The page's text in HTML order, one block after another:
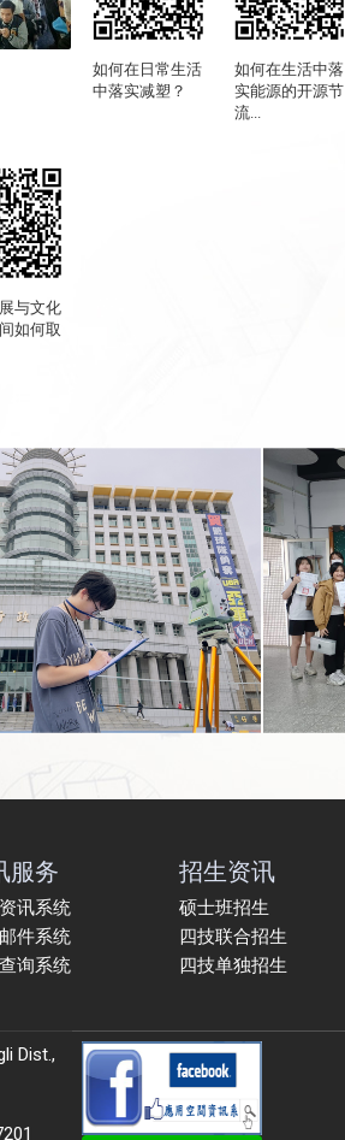
如何在日常生活
中落实减塑？
如何在生活中落
实能源的开源节
流...
与文化
如何取
服务
讯系统
件系统
询系统
招生资讯
硕士班招生
四技联合招生
四技单独招生
Dist.,